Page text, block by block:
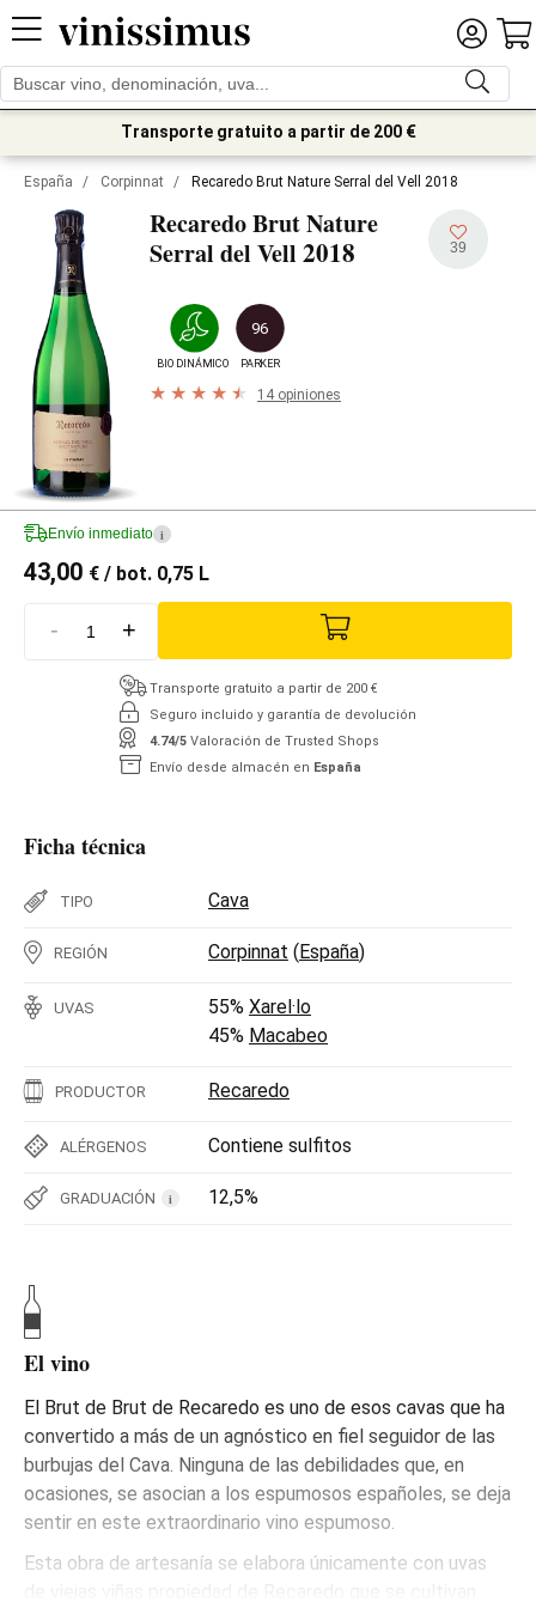
Transporte gratuito a partir de 200 €
España / Corpinnat / Recaredo Brut Nature Serral del Vell 2018
Recaredo Brut Nature
Serral del Vell 2018 39
BIODINÁMICO
96
PARKER
14 opiniones
Envío inmediato i
43,00 € / bot. 0,75 L
- +
Transporte gratuito a partir de 200 €
Seguro incluido y garantía de devolución
4.74/5 Valoración de Trusted Shops
Envío desde almacén en España
Ficha técnica
TIPO Cava
REGIÓN Corpinnat (España)
UVAS 55% Xarel·lo
45% Macabeo
PRODUCTOR Recaredo
ALÉRGENOS Contiene sulfitos
GRADUACIÓN i 12,5%
El vino
El Brut de Brut de Recaredo es uno de esos cavas que ha
convertido a más de un agnóstico en fiel seguidor de las
burbujas del Cava. Ninguna de las debilidades que, en
ocasiones, se asocian a los espumosos españoles, se deja
sentir en este extraordinario vino espumoso.
Esta obra de artesanía se elabora únicamente con uvas